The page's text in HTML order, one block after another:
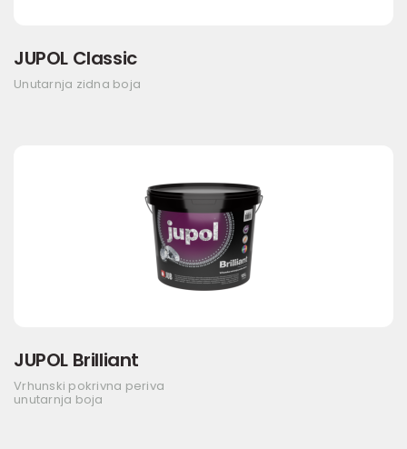
JUPOL Classic
Unutarnja zidna boja
JUPOL Brilliant
Vrhunski pokrivna periva
unutarnja boja